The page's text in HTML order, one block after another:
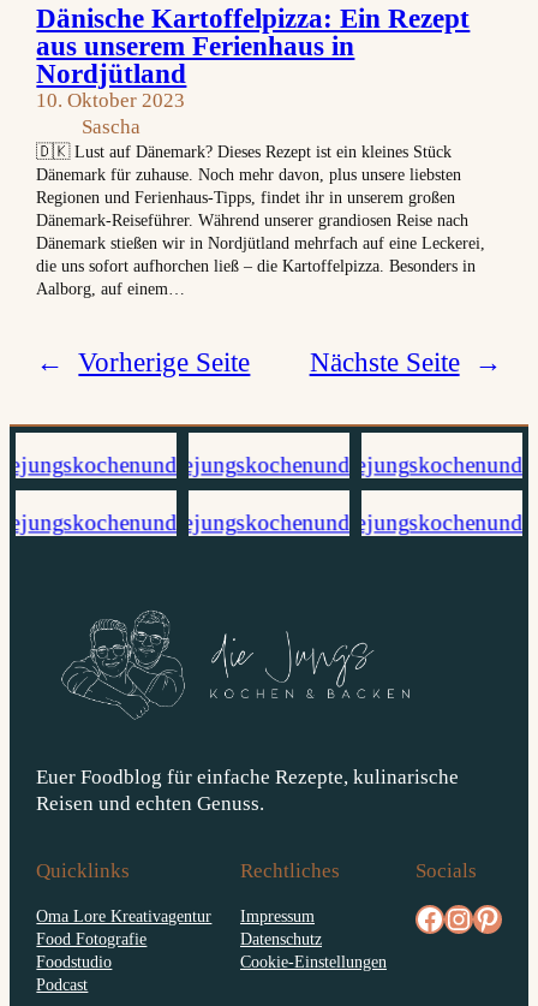
Dänische Kartoffelpizza: Ein Rezept
aus unserem Ferienhaus in
Nordjütland
10. Oktober 2023
Sascha
🇩🇰 Lust auf Dänemark? Dieses Rezept ist ein kleines Stück
Dänemark für zuhause. Noch mehr davon, plus unsere liebsten
Regionen und Ferienhaus-Tipps, findet ihr in unserem großen
Dänemark-Reiseführer. Während unserer grandiosen Reise nach
Dänemark stießen wir in Nordjütland mehrfach auf eine Leckerei,
die uns sofort aufhorchen ließ – die Kartoffelpizza. Besonders in
Aalborg, auf einem…
← Vorherige Seite Nächste Seite →
Euer Foodblog für einfache Rezepte, kulinarische
Reisen und echten Genuss.
Quicklinks
Oma Lore Kreativagentur
Food Fotografie
Foodstudio
Podcast
Rechtliches
Impressum
Datenschutz
Cookie-Einstellungen
Socials
facebook.com/diejungskochenundbacken Instagrampinterest.com/diejungs